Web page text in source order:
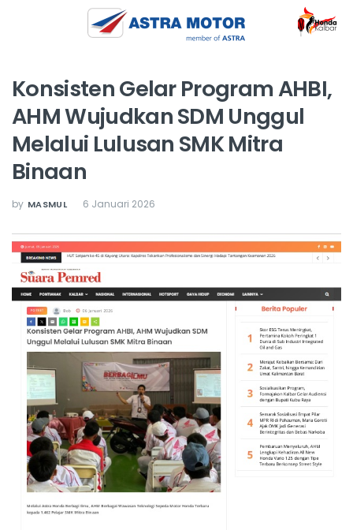
Konsisten Gelar Program AHBI,
AHM Wujudkan SDM Unggul
Melalui Lulusan SMK Mitra
Binaan
by MASMUL 6 Januari 2026